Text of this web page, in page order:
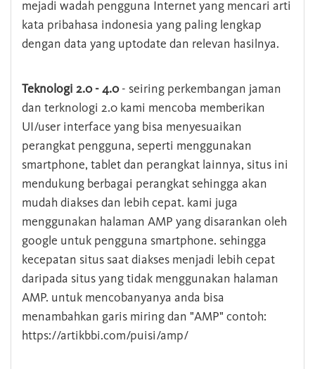
mejadi wadah pengguna Internet yang mencari arti
kata pribahasa indonesia yang paling lengkap
dengan data yang uptodate dan relevan hasilnya.
Teknologi 2.0 - 4.0- seiring perkembangan jaman
dan terknologi 2.0 kami mencoba memberikan
UI/user interface yang bisa menyesuaikan
perangkat pengguna, seperti menggunakan
smartphone, tablet dan perangkat lainnya, situs ini
mendukung berbagai perangkat sehingga akan
mudah diakses dan lebih cepat. kami juga
menggunakan halaman AMP yang disarankan oleh
google untuk pengguna smartphone. sehingga
kecepatan situs saat diakses menjadi lebih cepat
daripada situs yang tidak menggunakan halaman
AMP. untuk mencobanyanya anda bisa
menambahkan garis miring dan "AMP" contoh:
https://artikbbi.com/puisi/amp/